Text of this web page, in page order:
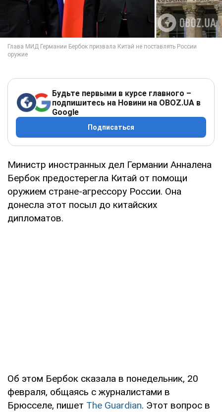
Будьте первыми в курсе главного –
подпишитесь на Новини на OBOZ.UA в
Google
Подписаться
Министр иностранных дел Германии Анналена
Бербок предостерегла Китай от помощи
оружием стране-агрессору России. Она
донесла этот посыл до китайских
дипломатов.
Об этом Бербок сказала в понедельник, 20
февраля, общаясь с журналистами в
Брюсселе, пишет The Guardian. Этот вопрос в